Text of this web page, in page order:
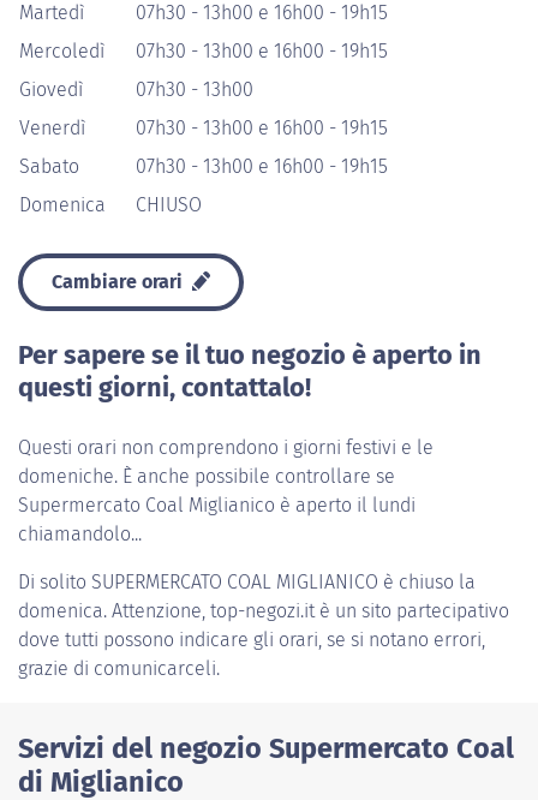
Martedì
07h30 - 13h00 e 16h00 - 19h15
Mercoledì
07h30 - 13h00 e 16h00 - 19h15
Giovedì
07h30 - 13h00
Venerdì
07h30 - 13h00 e 16h00 - 19h15
Sabato
07h30 - 13h00 e 16h00 - 19h15
Domenica
CHIUSO
Cambiare orari
Per sapere se il tuo negozio è aperto in
questi giorni, contattalo!
Questi orari non comprendono i giorni festivi e le
domeniche. È anche possibile controllare se
Supermercato Coal Miglianico è aperto il lundi
chiamandolo...
Di solito SUPERMERCATO COAL MIGLIANICO è chiuso la
domenica. Attenzione, top-negozi.it è un sito partecipativo
dove tutti possono indicare gli orari, se si notano errori,
grazie di comunicarceli.
Servizi del negozio Supermercato Coal
di Miglianico